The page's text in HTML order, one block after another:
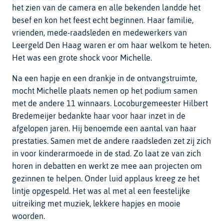
het zien van de camera en alle bekenden landde het
besef en kon het feest echt beginnen. Haar familie,
vrienden, mede-raadsleden en medewerkers van
Leergeld Den Haag waren er om haar welkom te heten.
Het was een grote shock voor Michelle.
Na een hapje en een drankje in de ontvangstruimte,
mocht Michelle plaats nemen op het podium samen
met de andere 11 winnaars. Locoburgemeester Hilbert
Bredemeijer bedankte haar voor haar inzet in de
afgelopen jaren. Hij benoemde een aantal van haar
prestaties. Samen met de andere raadsleden zet zij zich
in voor kinderarmoede in de stad. Zo laat ze van zich
horen in debatten en werkt ze mee aan projecten om
gezinnen te helpen. Onder luid applaus kreeg ze het
lintje opgespeld. Het was al met al een feestelijke
uitreiking met muziek, lekkere hapjes en mooie
woorden.